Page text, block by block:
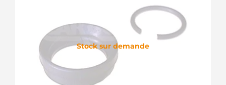
Stock sur demande